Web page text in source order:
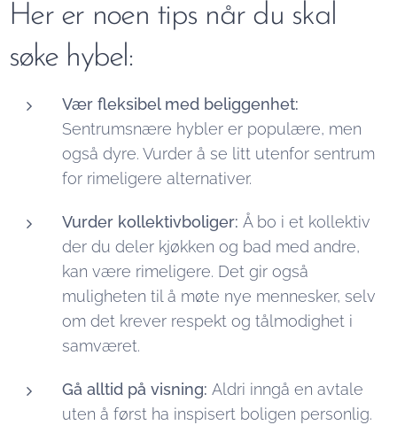
Her er noen tips når du skal
søke hybel:
Vær fleksibel med beliggenhet:
Sentrumsnære hybler er populære, men
også dyre. Vurder å se litt utenfor sentrum
for rimeligere alternativer.
Vurder kollektivboliger: Å bo i et kollektiv
der du deler kjøkken og bad med andre,
kan være rimeligere. Det gir også
muligheten til å møte nye mennesker, selv
om det krever respekt og tålmodighet i
samværet.
Gå alltid på visning: Aldri inngå en avtale
uten å først ha inspisert boligen personlig.